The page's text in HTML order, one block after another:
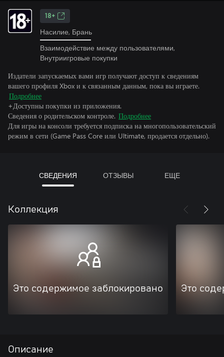
18+
Насилие, Брань
Взаимодействие между пользователями,
Внутриигровые покупки
Издатели запускаемых вами игр получают доступ к сведениям
вашего профиля Xbox и к связанным данным, пока вы играете.
Подробнее
+Доступны покупки из приложения.
Сведения о родительском контроле. Подробнее
Для игры на консоли требуется подписка на многопользовательский
режим в сети (Game Pass Core или Ultimate, продается отдельно).
СВЕДЕНИЯ ОТЗЫВЫ ЕЩЕ
Коллекция
Это содержимое заблокировано Это
Описание